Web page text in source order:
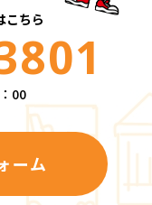
こちら
00
ーム